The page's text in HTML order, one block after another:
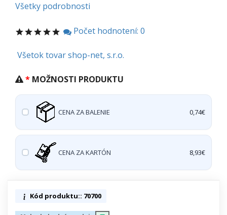
Všetky podrobnosti
Počet hodnotení: 0
Všetok tovar shop-net, s.r.o.
MOŽNOSTI PRODUKTU
CENA ZA BALENIE 0,74€
CENA ZA KARTÓN 8,93€
Kód produktu:: 70700